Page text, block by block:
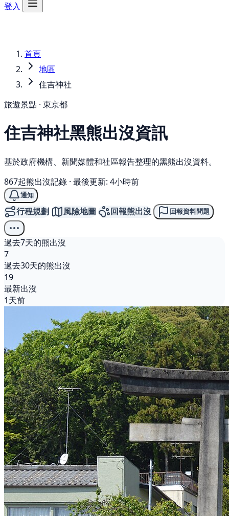
登入
首頁
地區
住吉神社
旅遊景點 · 東京都
住吉神社黑熊出沒資訊
基於政府機構、新聞媒體和社區報告整理的黑熊出沒資料。
867起熊出沒記錄 · 最後更新: 4小時前
通知
行程規劃 風險地圖 回報熊出沒 回報資料問題
過去7天的熊出沒
7
過去30天的熊出沒
19
最新出沒
1天前